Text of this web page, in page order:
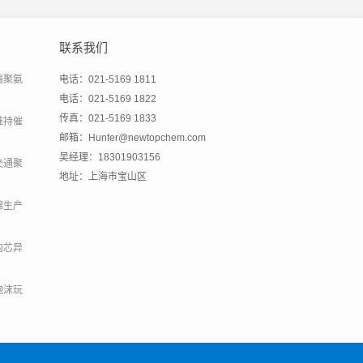
聚氨
持催
通聚
生产
芯异
沫玩
联系我们
电话：021-5169 1811
电话：021-5169 1822
传真：021-5169 1833
邮箱：Hunter@newtopchem.com
吴经理：18301903156
地址：上海市宝山区